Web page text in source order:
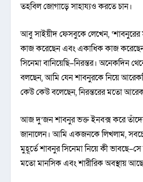
তহবিল জোগাড়ে সাহায্যও করতে চান।
আবু সাইয়ীদ ফেসবুকে লেখেন,
কাজ করেছেন এবং একাধিক কাজ
সিনেমা বানিয়েছি–নিরন্তর। অনেকদিন
বলছেন, আমি যেন শাবনুরকে নিয়ে
কেউ কেউ বলেছেন, নিরন্তরের মতো
আজ দু’জন শাবনুর ভক্ত ইনবক্স করে
জানালেন। আমি একজনকে লিখলাম,
মুহূর্তে শাবনুর সিনেমা নিয়ে কী
মতো মানসিক এবং শারীরিক অবস্থায়